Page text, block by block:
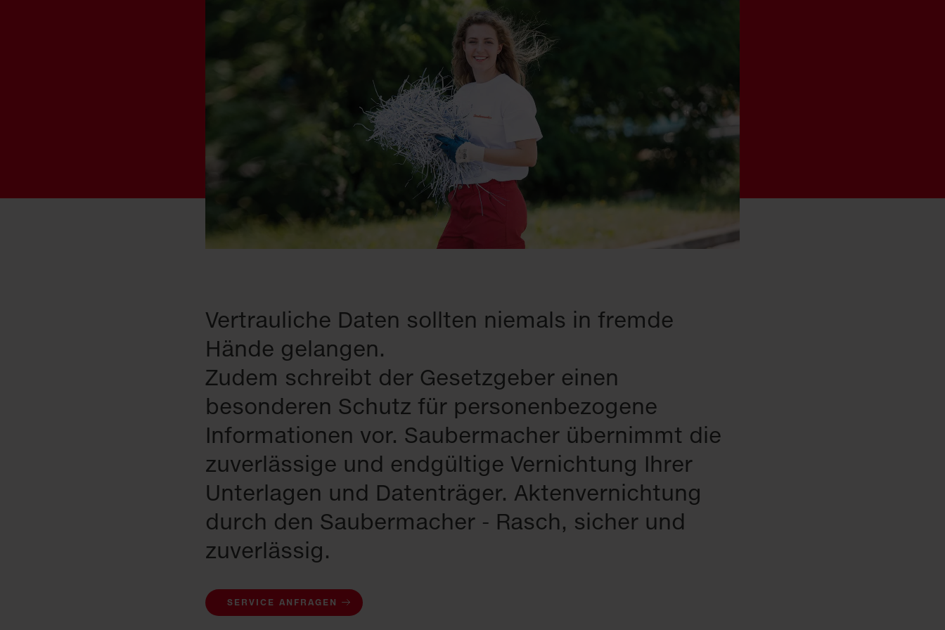
Vertrauliche Daten sollten niemals in fremde
Hände gelangen.
Zudem schreibt der Gesetzgeber einen
besonderen Schutz für personenbezogene
Informationen vor. Saubermacher übernimmt die
zuverlässige und endgültige Vernichtung Ihrer
Unterlagen und Datenträger. Aktenvernichtung
durch den Saubermacher - Rasch, sicher und
zuverlässig.
SERVICE ANFRAGEN